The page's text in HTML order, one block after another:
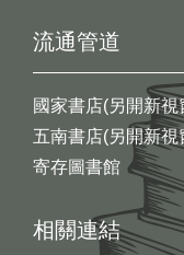
流通管道
國家書店(另開新視
五南書店(另開新視
寄存圖書館
相關連結